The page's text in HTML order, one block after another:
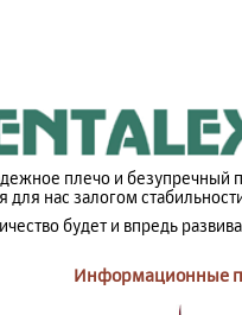
плечо и безупречный
для нас залогом
будет и впредь
Информационные